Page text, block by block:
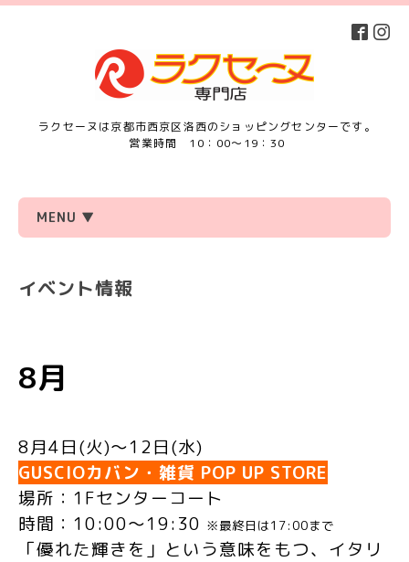
ラクセーヌは京都市西京区洛西のショッピングセンターです。
営業時間 10：00～19：30
MENU ▼
イベント情報
8月
8月4日(火)～12日(水)
GUSCIOカバン・雑貨 POP UP STORE
場所：1 Fセンターコート
時間：10:00～19:30 ※最終日は17:00まで
「優れた輝きを」という意味をもつ、イタリ